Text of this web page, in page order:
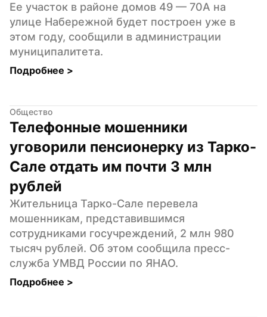
Ее участок в районе домов 49 — 70А на
улице Набережной будет построен уже в
этом году, сообщили в администрации
муниципалитета.
Подробнее >
Общество
Телефонные мошенники
уговорили пенсионерку из Тарко-
Сале отдать им почти 3 млн
рублей
Жительница Тарко-Сале перевела
мошенникам, представившимся
сотрудниками госучреждений, 2 млн 980
тысяч рублей. Об этом сообщила пресс-
служба УМВД России по ЯНАО.
Подробнее >